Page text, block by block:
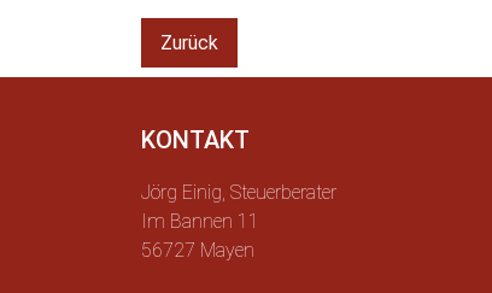
Zurück
KONTAKT
Jörg Einig, Steuerberater
Im Bannen 11
56727 Mayen